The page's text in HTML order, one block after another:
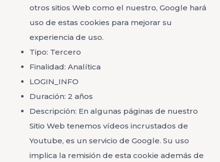
otros sitios Web como el nuestro, Google hará
uso de estas cookies para mejorar su
experiencia de uso.
Tipo: Tercero
Finalidad: Analítica
LOGIN_INFO
Duración: 2 años
Descripción: En algunas páginas de nuestro
Sitio Web tenemos vídeos incrustados de
Youtube, es un servicio de Google. Su uso
implica la remisión de esta cookie además de